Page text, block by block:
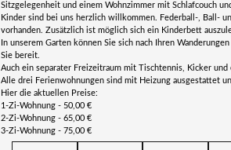
Sitzgelegenheit und einem Wohnzimmer mit Schlafcouch
Kinder sind bei uns herzlich willkommen. Federball-, Ball-
vorhanden. Zusätzlich ist möglich sich ein Kinderbett
In unserem Garten können Sie sich nach Ihren
Sie bereit.
Auch ein separater Freizeitraum mit Tischtennis, Kicker
Alle drei Ferienwohnungen sind mit Heizung ausgestattet
Hier die aktuellen Preise:
1-Zi-Wohnung - 50,00 €
2-Zi-Wohnung - 65,00 €
3-Zi-Wohnung - 75,00 €